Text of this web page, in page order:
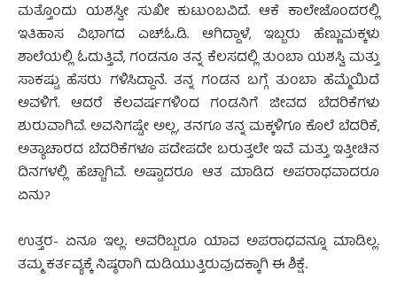
ಮತ್ತೊಂದು ಯಶಸ್ವೀ ಸುಖೀ ಕುಟುಂಬವಿದೆ. ಆಕೆ ಕಾಲೇಜೊಂದರಲ್ಲಿ
ಇತಿಹಾಸ ವಿಭಾಗದ ಎಚ್.ಓ.ಡಿ. ಆಗಿದ್ದಾಳೆ, ಇಬ್ಬರು ಹೆಣ್ಣುಮಕ್ಕಳು
ಶಾಲೆಯಲ್ಲಿ ಓದುತ್ತಿವೆ, ಗಂಡನೂ ತನ್ನ ಕೆಲಸದಲ್ಲಿ ತುಂಬಾ ಯಶಸ್ವಿ ಮತ್ತು
ಸಾಕಷ್ಟು ಹೆಸರು ಗಳಿಸಿದ್ದಾನೆ. ತನ್ನ ಗಂಡನ ಬಗ್ಗೆ ತುಂಬಾ ಹೆಮ್ಮೆಯಿದೆ
ಅವಳಿಗೆ. ಆದರೆ ಕೆಲವರ್ಷಗಳಿಂದ ಗಂಡನಿಗೆ ಜೀವದ ಬೆದರಿಕೆಗಳು
ಶುರುವಾಗಿವೆ. ಅವನಿಗಷ್ಟೇ ಅಲ್ಲ, ತನಗೂ ತನ್ನ ಮಕ್ಕಳಿಗೂ ಕೊಲೆ ಬೆದರಿಕೆ,
ಅತ್ಯಾಚಾರದ ಬೆದರಿಕೆಗಳೂ ಪದೇಪದೇ ಬರುತ್ತಲೇ ಇವೆ ಮತ್ತು ಇತ್ತೀಚಿನ
ದಿನಗಳಲ್ಲಿ ಹೆಚ್ಚಾಗಿವೆ. ಅಷ್ಟಾದರೂ ಆತ ಮಾಡಿದ ಅಪರಾಧವಾದರೂ
ಏನು?
ಉತ್ತರ- ಏನೂ ಇಲ್ಲ. ಅವರಿಬ್ಬರೂ ಯಾವ ಅಪರಾಧವನ್ನೂ ಮಾಡಿಲ್ಲ.
ತಮ್ಮ ಕರ್ತವ್ಯಕ್ಕೆ ನಿಷ್ಠರಾಗಿ ದುಡಿಯುತ್ತಿರುವುದಕ್ಕಾಗಿ ಈ ಶಿಕ್ಷೆ.